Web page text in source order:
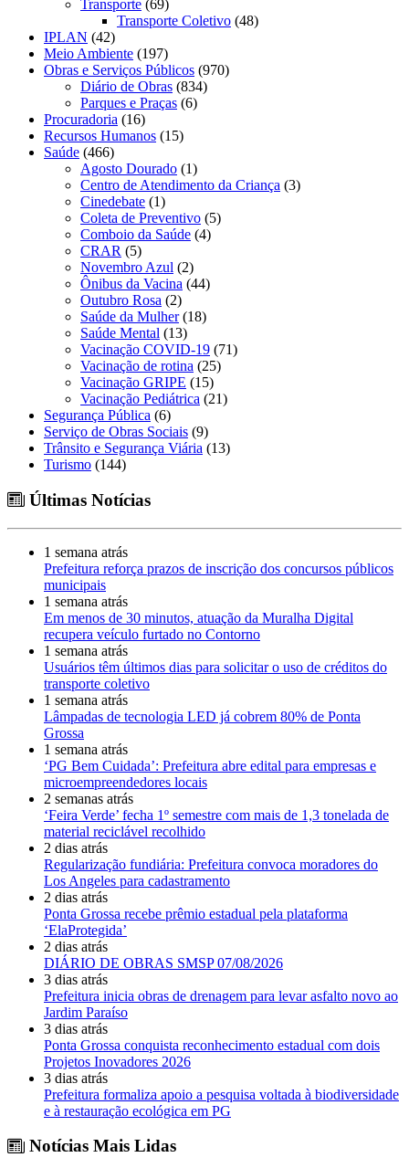
Transporte (69)
Transporte Coletivo (48)
IPLAN (42)
Meio Ambiente (197)
Obras e Serviços Públicos (970)
Diário de Obras (834)
Parques e Praças (6)
Procuradoria (16)
Recursos Humanos (15)
Saúde (466)
Agosto Dourado (1)
Centro de Atendimento da Criança (3)
Cinedebate (1)
Coleta de Preventivo (5)
Comboio da Saúde (4)
CRAR (5)
Novembro Azul (2)
Ônibus da Vacina (44)
Outubro Rosa (2)
Saúde da Mulher(18)
Saúde Mental (13)
Vacinação COVID-19 (71)
Vacinação de rotina (25)
Vacinação GRIPE (15)
Vacinação Pediátrica (21)
Segurança Pública (6)
Serviço de Obras Sociais (9)
Trânsito e Segurança Viária (13)
Turismo (144)
Últimas Notícias
1 semana atrás
Prefeitura reforça prazos de inscrição dos concursos públicos
municipais
1 semana atrás
Em menos de 30 minutos, atuação da Muralha Digital
recupera veículo furtado no Contorno
1 semana atrás
Usuários têm últimos dias para solicitar o uso de créditos do
transporte coletivo
1 semana atrás
Lâmpadas de tecnologia LED já cobrem 80% de Ponta
Grossa
1 semana atrás
‘PG Bem Cuidada’: Prefeitura abre edital para empresas e
microempreendedores locais
2 semanas atrás
‘Feira Verde’ fecha 1º semestre com mais de 1,3 tonelada de
material reciclável recolhido
2 dias atrás
Regularização fundiária: Prefeitura convoca moradores do
Los Angeles para cadastramento
2 dias atrás
Ponta Grossa recebe prêmio estadual pela plataforma
‘ElaProtegida’
2 dias atrás
DIÁRIO DE OBRAS SMSP 07/08/2026
3 dias atrás
Prefeitura inicia obras de drenagem para levar asfalto novo ao
Jardim Paraíso
3 dias atrás
Ponta Grossa conquista reconhecimento estadual com dois
Projetos Inovadores 2026
3 dias atrás
Prefeitura formaliza apoio a pesquisa voltada à biodiversidade
e à restauração ecológica em PG
Notícias Mais Lidas